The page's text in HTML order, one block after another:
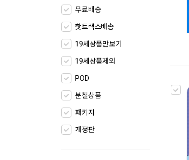
무료배송
핫트랙스배송
19세상품만보기
19세상품제외
POD
분철상품
패키지
개정판